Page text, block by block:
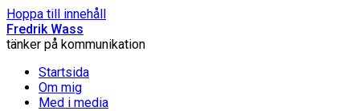
Hoppa till innehåll
Fredrik Wass
tänker på kommunikation
Startsida
Om mig
Med i media